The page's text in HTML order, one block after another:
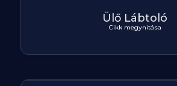
Ülő Lábtoló
Cikk megynitása